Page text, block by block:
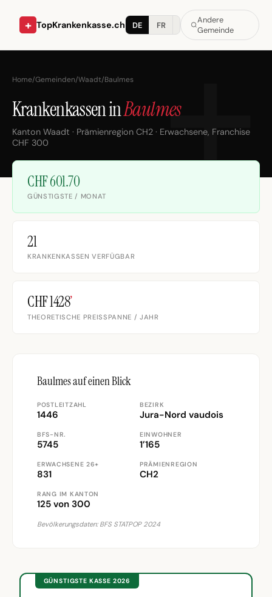
+ TopKrankenkasse.ch DE FR
Andere
Gemeinde
Home/Gemeinden/Waadt/Baulmes
Krankenkassen inBaulmes
Kanton Waadt · Prämienregion CH2 · Erwachsene, Franchise
CHF 300
CHF 601.70
GÜNSTIGSTE / MONAT
21
KRANKENKASSEN VERFÜGBAR
CHF 1428’
THEORETISCHE PREISSPANNE / JAHR
Baulmes auf einen Blick
POSTLEITZAHL
1446
BEZIRK
Jura-Nord vaudois
BFS-NR.
5745
EINWOHNER
1’165
ERWACHSENE 26+
831
PRÄMIENREGION
CH2
RANG IM KANTON
125 von 300
Bevölkerungsdaten: BFS STATPOP 2024
GÜNSTIGSTE KASSE 2026